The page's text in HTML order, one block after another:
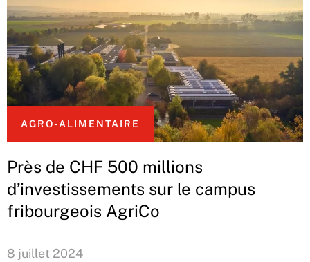
AGRO-ALIMENTAIRE
Près de CHF 500 millions
d’investissements sur le campus
fribourgeois AgriCo
8 juillet 2024